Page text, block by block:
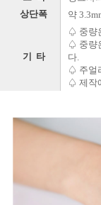
상단폭
약
기 타
♤ 중량
♤ 중량
다.
♤ 주얼
♤ 제작